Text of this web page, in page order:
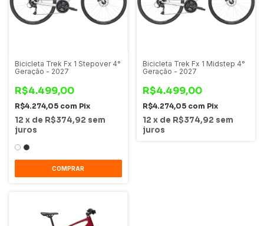
Bicicleta Trek Fx 1 Stepover 4°
Geração - 2027
R$4.499,00
R$4.274,05 com Pix
12 x de R$374,92 sem
juros
COMPRAR
Bicicleta Trek Fx 1 Midstep 4°
Geração - 2027
R$4.499,00
R$4.274,05 com Pix
12 x de R$374,92 sem
juros